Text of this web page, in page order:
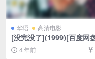
华语 高清电影
[没完没了](1999)[百度网
+迅雷云盘资源1080P超清
P4/5.7GB][中文字幕]
4 年前